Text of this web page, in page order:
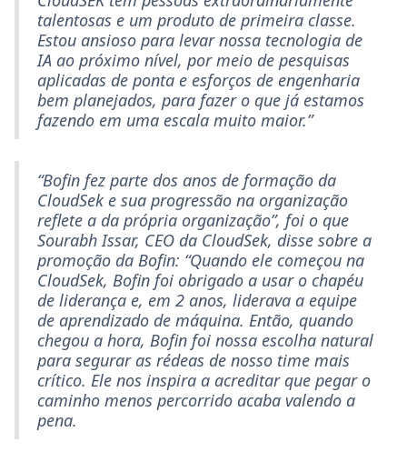
talentosas e um produto de primeira classe.
Estou ansioso para levar nossa tecnologia de
IA ao próximo nível, por meio de pesquisas
aplicadas de ponta e esforços de engenharia
bem planejados, para fazer o que já estamos
fazendo em uma escala muito maior.”
“Bofin fez parte dos anos de formação da
CloudSek e sua progressão na organização
reflete a da própria organização”, foi o que
Sourabh Issar, CEO da CloudSek, disse sobre a
promoção da Bofin: “Quando ele começou na
CloudSek, Bofin foi obrigado a usar o chapéu
de liderança e, em 2 anos, liderava a equipe
de aprendizado de máquina. Então, quando
chegou a hora, Bofin foi nossa escolha natural
para segurar as rédeas de nosso time mais
crítico. Ele nos inspira a acreditar que pegar o
caminho menos percorrido acaba valendo a
pena.